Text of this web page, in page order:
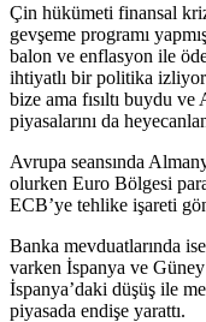
Çin hükümeti finansal
gevşeme programı
balon ve enflasyon ile
ihtiyatlı bir politika
bize ama fısıltı buydu
piyasalarını da
Avrupa seansında
olurken Euro Bölgesi
ECB’ye tehlike işareti
Banka mevduatlarında
varken İspanya ve Güney
İspanya’daki düşüş ile
piyasada endişe yarattı.